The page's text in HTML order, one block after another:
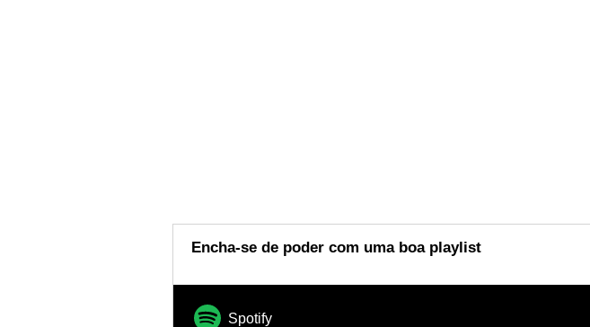
Encha-se de poder com uma boa playlist
Spotify